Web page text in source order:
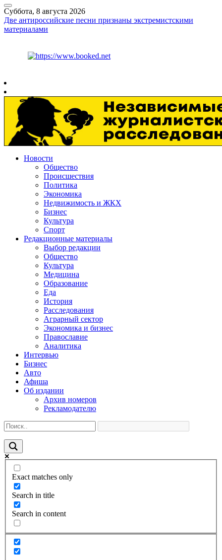
Суббота, 8 августа 2026
Две антироссийские песни признаны экстремистскими
материалами
Новости
Общество
Происшествия
Политика
Экономика
Недвижимость и ЖКХ
Бизнес
Культура
Спорт
Редакционные материалы
Выбор редакции
Общество
Культура
Медицина
Образование
Еда
История
Расследования
Аграрный сектор
Экономика и бизнес
Православие
Аналитика
Интервью
Бизнес
Авто
Афиша
Об издании
Архив номеров
Рекламодателю
Exact matches only
Search in title
Search in content